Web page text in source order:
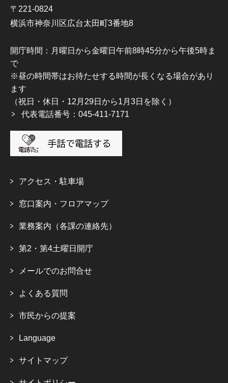
〒221-0824
横浜市神奈川区広台太田町3番地8
開庁時間：月曜日から金曜日午前8時45分から午後5時ま
で
※昼の時間帯はお待たせする時間が長くなる場合があり
ます
（祝日・休日・12月29日から1月3日を除く）
代表電話番号：045-411-7171
アクセス・駐車場
窓口案内・フロアマップ
業務案内（各課の連絡先）
第2・第4土曜日開庁
メールでのお問合せ
よくある質問
市民からの提案
Language
サイトマップ